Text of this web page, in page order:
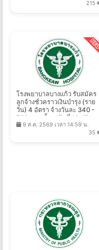
215
โรงพยาบาลบางแก้ว รับสมัคร
ลูกจ้างชั่วคราวเงินบำรุง (ราย
วัน) 4 อัตรา จ้างวันละ 340 -
730 บาท ตั้งแต่วันที่ 10-17 ส.ค.
2569
9 ส.ค. 2569 เวลา 14:59 น.
35